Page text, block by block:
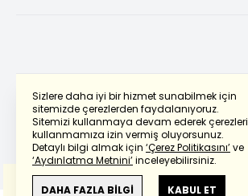
Sizlere daha iyi bir hizmet sunabilmek için
sitemizde çerezlerden faydalanıyoruz.
Sitemizi kullanmaya devam ederek çerezleri
kullanmamıza izin vermiş oluyorsunuz.
Detaylı bilgi almak için ‘Çerez Politikasını’ve
‘Aydınlatma Metnini’inceleyebilirsiniz.
DAHA FAZLA BİLGİ KABUL ET
Powered by Translate
Bu çevirideGoogle Transletekullanılmıştır.
Anlam ve çeviri hatalarından
haberturk.com